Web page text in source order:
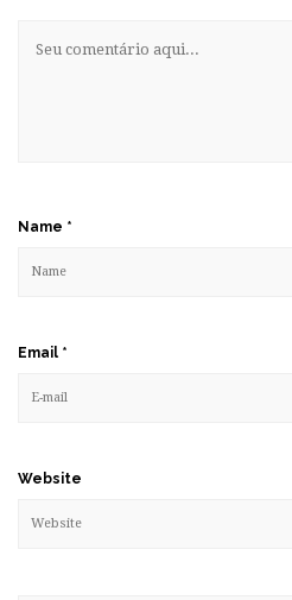
Name *
Email *
Website